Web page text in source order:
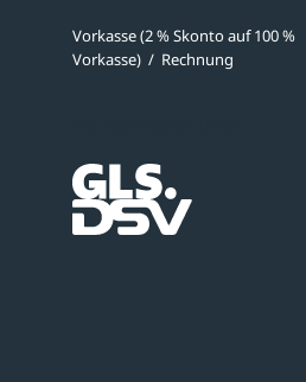
Vorkasse (2 % Skonto auf 100 %
Vorkasse) / Rechnung